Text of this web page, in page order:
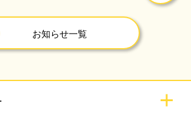
お知らせ一覧